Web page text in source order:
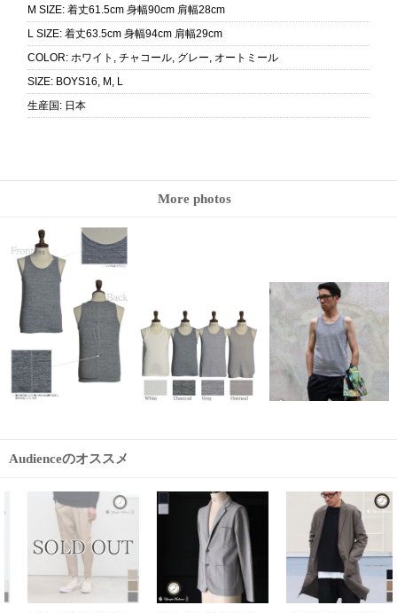
M SIZE: 着丈61.5cm 身幅90cm 肩幅28cm
L SIZE: 着丈63.5cm 身幅94cm 肩幅29cm
COLOR: ホワイト, チャコール, グレー, オートミール
SIZE: BOYS16, M, L
生産国: 日本
More photos
Audienceのオススメ